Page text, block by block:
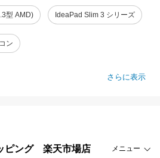
型 AMD) IdeaPad Slim 3 シリーズ
ン
さらに表示
ピング 楽天市場店 メニュー